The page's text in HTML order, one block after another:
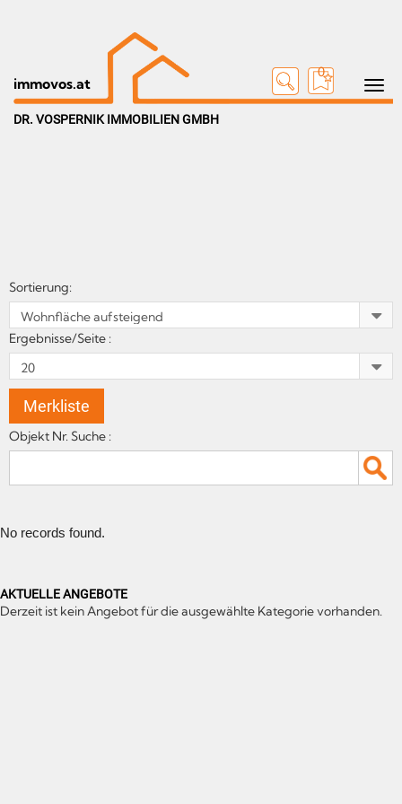
Toggle
immovos.at
0
DR. VOSPERNIK IMMOBILIEN GMBH
Sortierung:
Ergebnisse/Seite :
Merkliste
Objekt Nr. Suche :
No records found.
AKTUELLE ANGEBOTE
Derzeit ist kein Angebot für die ausgewählte Kategorie vorhanden.